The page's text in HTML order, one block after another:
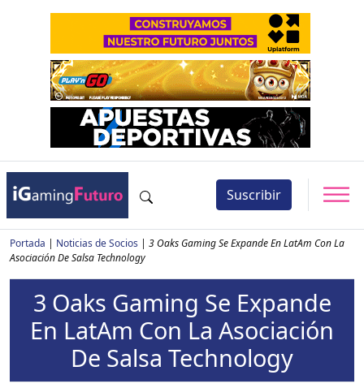
Suscribir
Portada | Noticias de Socios | 3 Oaks Gaming Se Expande En LatAm Con La
Asociación De Salsa Technology
3 Oaks Gaming Se Expande
En LatAm Con La Asociación
De Salsa Technology